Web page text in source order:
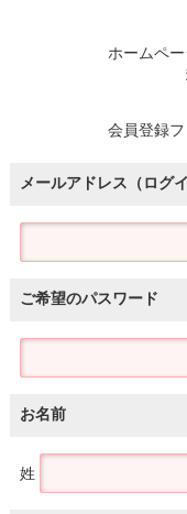
ホームペ
会員登録フ
メールアドレス（ログイ
ご希望のパスワード
お名前
姓